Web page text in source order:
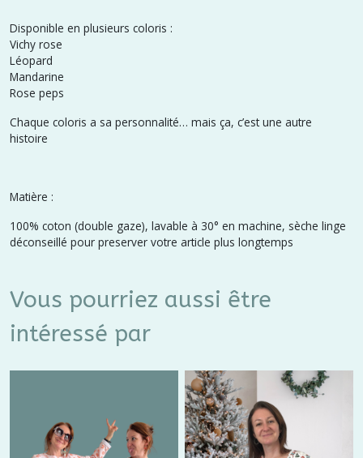
Disponible en plusieurs coloris :
Vichy rose
Léopard
Mandarine
Rose peps
Chaque coloris a sa personnalité… mais ça, c’est une autre
histoire
Matière :
100% coton (double gaze), lavable à 30° en machine, sèche linge
déconseillé pour preserver votre article plus longtemps
Vous pourriez aussi être
intéressé par